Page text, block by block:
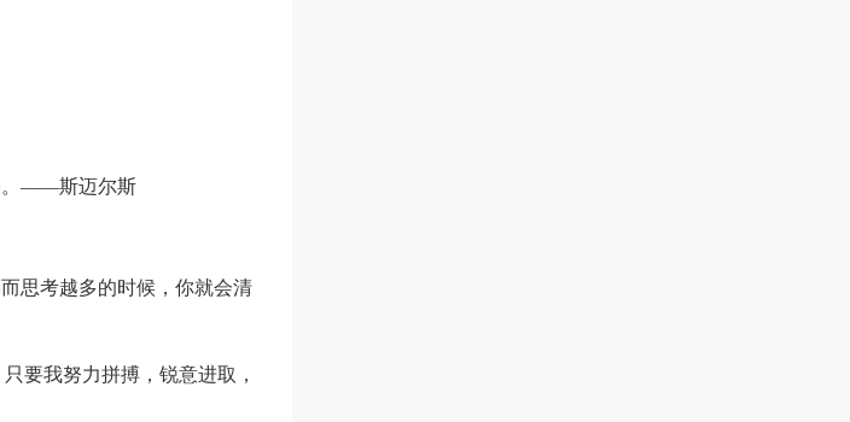
。——斯迈尔斯
思考越多的时候，你就会清
要我努力拼搏，锐意进取，